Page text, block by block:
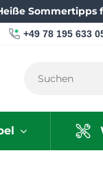
Sommertipps
+49 78 195 633